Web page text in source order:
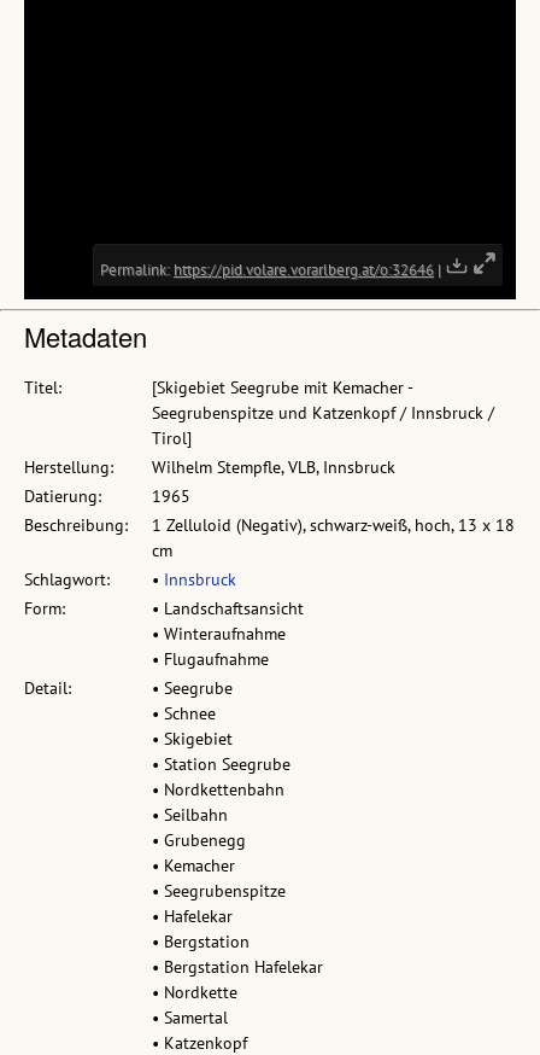
Metadaten
Titel:
[Skigebiet Seegrube mit Kemacher -
Seegrubenspitze und Katzenkopf / Innsbruck /
Tirol]
Herstellung:
Wilhelm Stempfle, VLB, Innsbruck
Datierung:
1965
Beschreibung:
1 Zelluloid (Negativ), schwarz-weiß, hoch, 13 x 18
cm
Schlagwort:
• Innsbruck
Form:
• Landschaftsansicht
• Winteraufnahme
• Flugaufnahme
Detail:
• Seegrube
• Schnee
• Skigebiet
• Station Seegrube
• Nordkettenbahn
• Seilbahn
• Grubenegg
• Kemacher
• Seegrubenspitze
• Hafelekar
• Bergstation
• Bergstation Hafelekar
• Nordkette
• Samertal
• Katzenkopf